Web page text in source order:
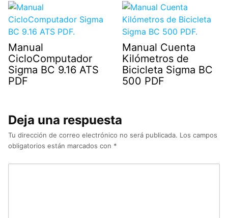
Manual
CicloComputador
Sigma BC 9.16 ATS
PDF
Manual Cuenta
Kilómetros de
Bicicleta Sigma BC
500 PDF
Deja una respuesta
Tu dirección de correo electrónico no será publicada. Los campos
obligatorios están marcados con *